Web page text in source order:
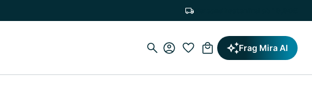
Frag Mira AI